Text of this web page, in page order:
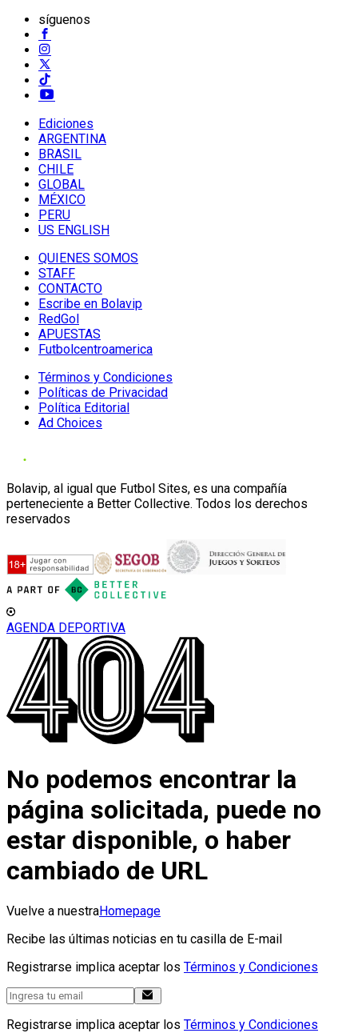
síguenos
Ediciones
ARGENTINA
BRASIL
CHILE
GLOBAL
MÉXICO
PERU
US ENGLISH
QUIENES SOMOS
STAFF
CONTACTO
Escribe en Bolavip
RedGol
APUESTAS
Futbolcentroamerica
Términos y Condiciones
Políticas de Privacidad
Política Editorial
Ad Choices
Bolavip, al igual que Futbol Sites, es una compañía
perteneciente a Better Collective. Todos los derechos
reservados
AGENDA DEPORTIVA
No podemos encontrar la
página solicitada, puede no
estar disponible, o haber
cambiado de URL
Vuelve a nuestraHomepage
Recibe las últimas noticias en tu casilla de E-mail
Registrarse implica aceptar los Términos y Condiciones
Registrarse implica aceptar los Términos y Condiciones